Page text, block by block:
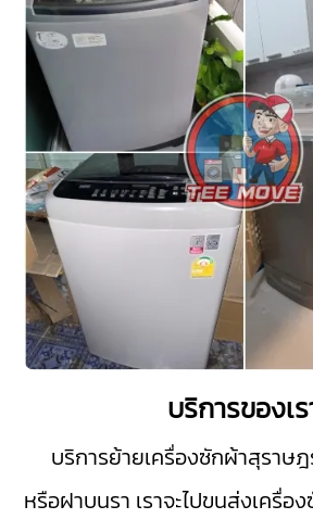
บริการของเ
บริการย้ายเครื่องซักผ้าสุราษ
หรือฝาบนรา เราจะไปขนส่งเครื่อ